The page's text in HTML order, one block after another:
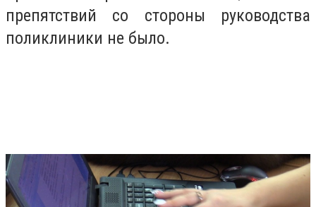
препятствий со стороны руководства
поликлиники не было.